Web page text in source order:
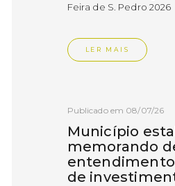
Feira de S. Pedro 2026
LER MAIS
Publicado em 08/07/26
Município
memorando
de